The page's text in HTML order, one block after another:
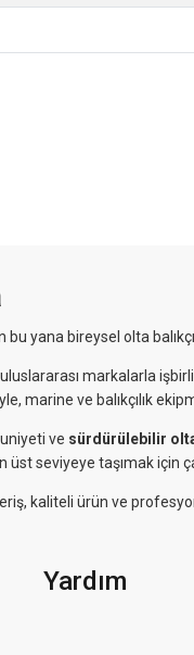
bu yana bireysel olta
markalarla
marine ve balıkçılık
ve sürdürülebilir olta
üst seviyeye taşımak için
kaliteli ürün ve
Yardım